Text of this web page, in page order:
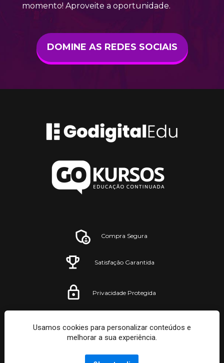
momento! Aproveite a oportunidade.
DOMINE AS REDES SOCIAIS
Compra Segura
Privacidade Protegida
Satisfação Garantida
GodigitalEdu e GoKursos – 2022
– Todos os direitos reservados.
Usamos cookies para personalizar conteúdos e
melhorar a sua experiência.